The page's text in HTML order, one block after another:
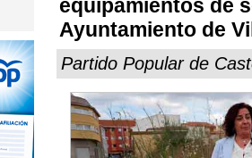
equipamientos de
Ayuntamiento de
Partido Popular de